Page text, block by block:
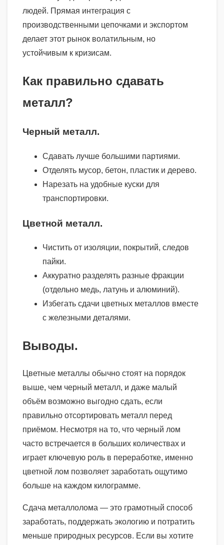
людей. Прямая интеграция с
производственными цепочками и экспортом
делает этот рынок волатильным, но
устойчивым к кризисам.
Как правильно сдавать
металл?
Черный металл.
Сдавать лучше большими партиями.
Отделять мусор, бетон, пластик и дерево.
Нарезать на удобные куски для
транспортировки.
Цветной металл.
Чистить от изоляции, покрытий, следов
пайки.
Аккуратно разделять разные фракции
(отдельно медь, латунь и алюминий).
Избегать сдачи цветных металлов вместе
с железными деталями.
Выводы.
Цветные металлы обычно стоят на порядок
выше, чем черный металл, и даже малый
объём возможно выгодно сдать, если
правильно отсортировать металл перед
приёмом. Несмотря на то, что черный лом
часто встречается в больших количествах и
играет ключевую роль в переработке, именно
цветной лом позволяет заработать ощутимо
больше на каждом килограмме.
Сдача металлолома — это грамотный способ
заработать, поддержать экологию и потратить
меньше природных ресурсов. Если вы хотите